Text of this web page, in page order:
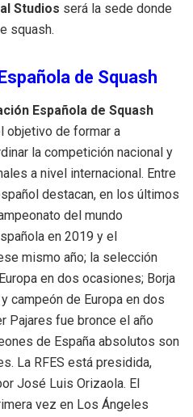
Studios será la sede donde
squash.
de Squash
Española de Squash
objetivo de formar a
la competición nacional y
a nivel internacional. Entre
destacan, en los últimos
del mundo
en 2019 y el
mismo año; la selección
en dos ocasiones; Borja
campeón de Europa en dos
Pajares fue bronce el año
de España absolutos son
La RFES está presidida,
José Luis Orizaola. El
vez en Los Ángeles